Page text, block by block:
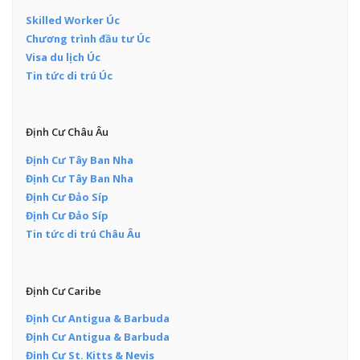
Skilled Worker Úc
Chương trình đầu tư Úc
Visa du lịch Úc
Tin tức di trú Úc
Định Cư Châu Âu
Định Cư Tây Ban Nha
Định Cư Tây Ban Nha
Định Cư Đảo Síp
Định Cư Đảo Síp
Tin tức di trú Châu Âu
Định Cư Caribe
Định Cư Antigua & Barbuda
Định Cư Antigua & Barbuda
Định Cư St. Kitts & Nevis